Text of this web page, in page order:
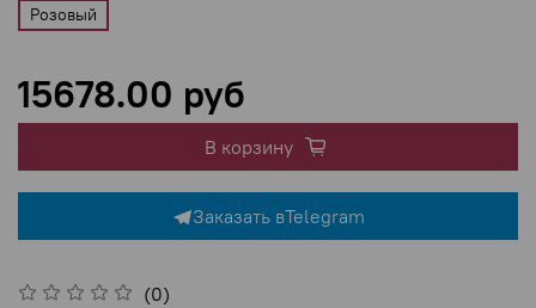
(0)
Розовый
15678.00 руб
В корзину
Заказать вTelegram